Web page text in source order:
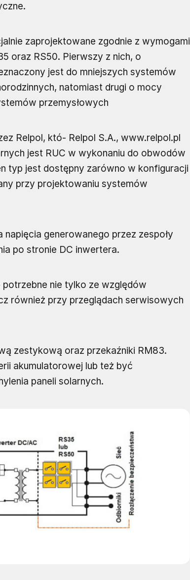
zaprojektowane zgodnie z wymogami
oraz RS50. Pierwszy z nich, o
jest do mniejszych systemów
natomiast drugi o mocy
przemysłowych
Relpol, któ- Relpol S.A., www.relpol.pl
jest RUC w wykonaniu do obwodów
typ jest dostępny zarówno w konfiguracji
przy projektowaniu systemów
generowanego przez zespoły
po stronie DC inwertera.
potrzebne nie tylko ze względów
również przy przeglądach serwisowych
zestykową oraz przekaźniki RM83.
akumulatorowej lub też być
paneli solarnych.